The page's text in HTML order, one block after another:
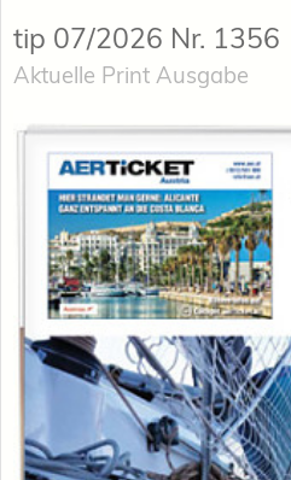
tip 07/2026 Nr. 1356
Aktuelle Print Ausgabe